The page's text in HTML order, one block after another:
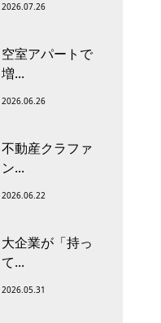
2026.07.26
空室アパートで
増...
2026.06.26
不動産クラファ
ン...
2026.06.22
大企業が「持っ
て...
2026.05.31